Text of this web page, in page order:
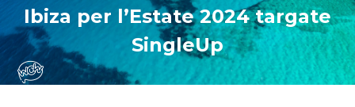
Ibiza per l’Estate 2024 targate
SingleUp